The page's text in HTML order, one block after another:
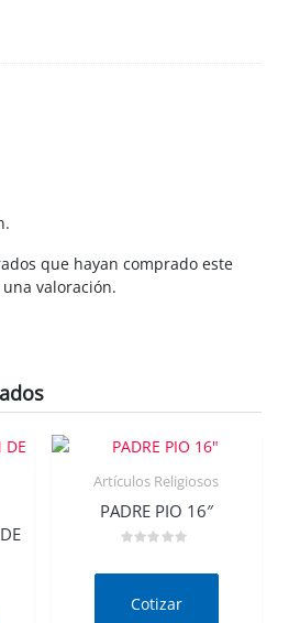
que hayan comprado este
valoración.
Artículos Religiosos
PADRE PIO 16″
deCotizar